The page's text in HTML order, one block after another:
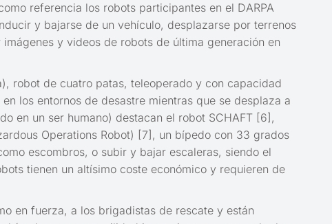
referencia los robots participantes en el DARPA
y bajarse de un vehículo, desplazarse por terrenos
y videos de robots de última generación en
robot de cuatro patas, teleoperado y con capacidad
los entornos de desastre mientras que se desplaza a
en un ser humano) destacan el robot SCHAFT [6],
Operations Robot) [7], un bípedo con 33 grados
escombros, o subir y bajar escaleras, siendo el
tienen un altísimo coste económico y requieren de
en fuerza, a los brigadistas de rescate y están